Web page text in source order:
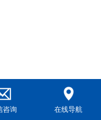
咨询 在线导航